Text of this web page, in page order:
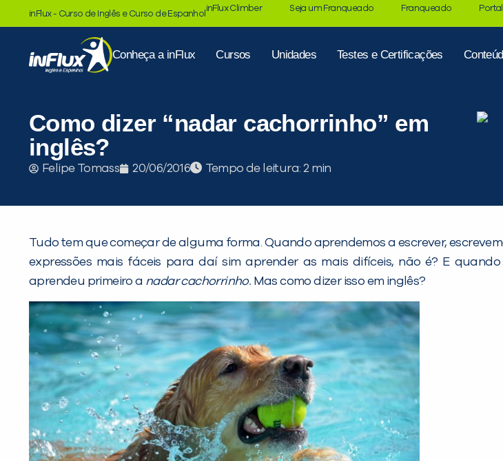
inFlux - Curso de Inglês e Curso de Espanhol
inFlux Climber Seja um Franqueado Franqueado
Conheça a inFlux Cursos Unidades Testes e Certificações
Como dizer “nadar cachorrinho” em
inglês?
Felipe Tomass 20/06/2016 Tempo de leitura:
Tudo tem que começar de alguma forma. Quando aprendemos a escrever,
expressões mais fáceis para daí sim aprender as mais difíceis, não é? E
aprendeu primeiro a nadar cachorrinho. Mas como dizer isso em inglês?